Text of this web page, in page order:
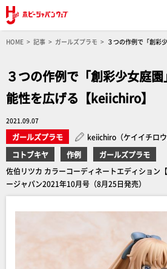
HOME 記事 ガールズプラモ
３つの作例で「創彩
３つの作例で「創彩少女庭
能性を広げる【keiichiro】
2021.09.07
ガールズプラモ keiichiro（ケイイチロウ
コトブキヤ
作例
ガールズプラモ
佐伯リツカ カラーコーディネートエディショ
ージャパン2021年10月号（8月25日発売）